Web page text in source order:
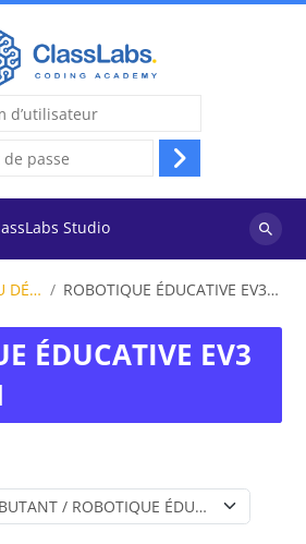
Connexion
Studio
cours
STEM - NIVEAU DÉBUTANT ROBOTIQUE ÉDUCATIVE EV3 - NIVEAU 1
ÉDUCATIVE EV3
Catégories de cours